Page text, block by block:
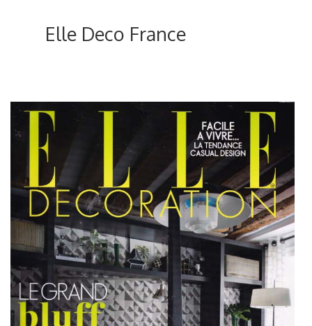
Elle Deco France